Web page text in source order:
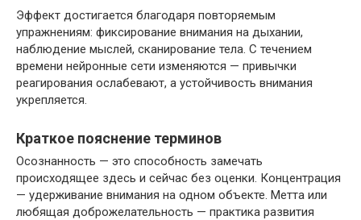
Эффект достигается благодаря повторяемым
упражнениям: фиксирование внимания на дыхании,
наблюдение мыслей, сканирование тела. С течением
времени нейронные сети изменяются — привычки
реагирования ослабевают, а устойчивость внимания
укрепляется.
Краткое пояснение терминов
Осознанность — это способность замечать
происходящее здесь и сейчас без оценки. Концентрация
— удерживание внимания на одном объекте. Метта или
любящая доброжелательность — практика развития